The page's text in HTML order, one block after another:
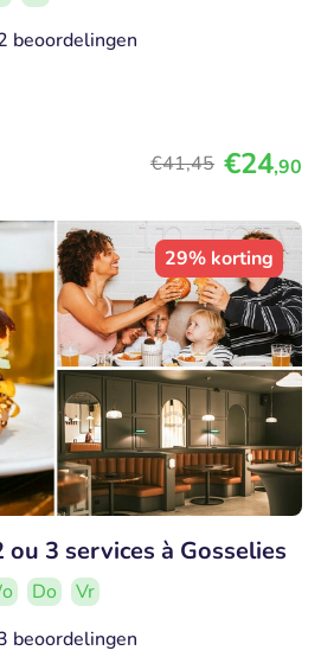
beoordelingen
€41,45 €24,90
29% korting
3 services à Gosselies
Do
Vr
beoordelingen